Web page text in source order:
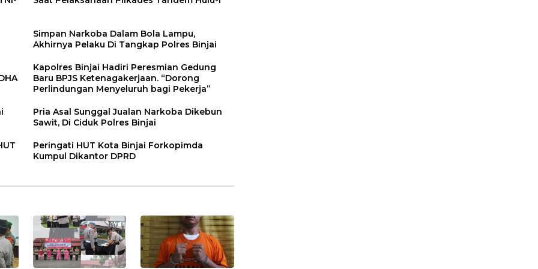
Simpan Narkoba Dalam Bola Lampu,
Akhirnya Pelaku Di Tangkap Polres Binjai
Kapolres Binjai Hadiri Peresmian Gedung
Baru BPJS Ketenagakerjaan. “Dorong
Perlindungan Menyeluruh bagi Pekerja”
Pria Asal Sunggal Jualan Narkoba Dikebun
Sawit, Di Ciduk Polres Binjai
Peringati HUT Kota Binjai Forkopimda
Kumpul Dikantor DPRD